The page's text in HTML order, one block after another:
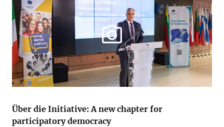
Über die Initiative: A new chapter for
participatory democracy